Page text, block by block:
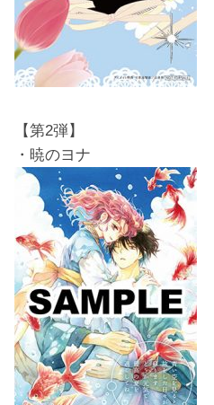
【第2弾】
・暁のヨナ